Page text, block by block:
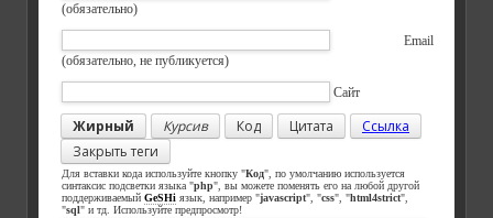
(обязательно)
Email
(обязательно, не публикуется)
Сайт
Жирный Курсив Код Цитата
Ссылка
Закрыть теги
Для вставки кода используйте кнопку "Код", по умолчанию используется
синтаксис подсветки языка "php", вы можете поменять его на любой другой
поддерживаемый GeSHi язык, например "javascript", "css", "html4strict",
"sql" и тд. Используйте предпросмотр!